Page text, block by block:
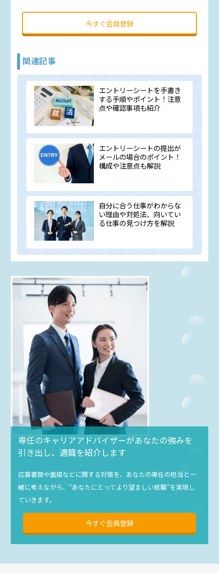
今すぐ会員登録
関連記事
エントリーシートを手書き
する手順やポイント！注意
点や確認事項も紹介
エントリーシートの提出が
メールの場合のポイント！
構成や注意点も解説
自分に合う仕事がわからな
い理由や対処法、向いてい
る仕事の見つけ方を解説
専任のキャリアアドバイザーがあなたの強みを
引き出し、適職を紹介します
応募書類や面接などに関する対策を、あなたの専任の担当と一
緒に考えながら、“あなたにとってより望ましい就職”を実現し
ていきます。
今すぐ会員登録